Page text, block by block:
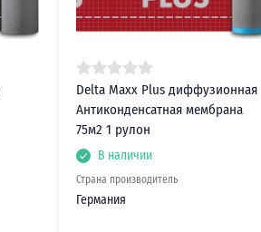
Delta Maxx Plus диффузионная
Антиконденсатная мембрана
75м2 1 рулон
В наличии
Страна производитель
Германия